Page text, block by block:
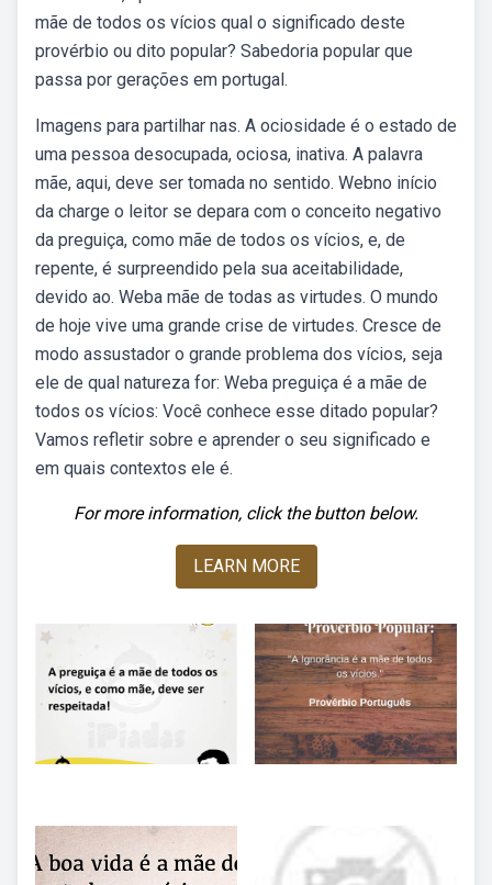
mãe de todos os vícios qual o significado deste
provérbio ou dito popular? Sabedoria popular que
passa por gerações em portugal.
Imagens para partilhar nas. A ociosidade é o estado de
uma pessoa desocupada, ociosa, inativa. A palavra
mãe, aqui, deve ser tomada no sentido. Webno início
da charge o leitor se depara com o conceito negativo
da preguiça, como mãe de todos os vícios, e, de
repente, é surpreendido pela sua aceitabilidade,
devido ao. Weba mãe de todas as virtudes. O mundo
de hoje vive uma grande crise de virtudes. Cresce de
modo assustador o grande problema dos vícios, seja
ele de qual natureza for: Weba preguiça é a mãe de
todos os vícios: Você conhece esse ditado popular?
Vamos refletir sobre e aprender o seu significado e
em quais contextos ele é.
For more information, click the button below.
LEARN MORE